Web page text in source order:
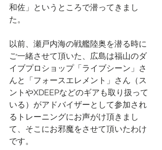
和佐」というところで潜ってきまし
た。
以前、瀬戸内海の戦艦陸奥を潜る時に
ご一緒させて頂いた、広島は福山のダ
イブプロショップ「ライブシーン」さ
んと「フォースエレメント」さん（ス
ントやXDEEPなどのギアも取り扱って
いる）がアドバイザーとして参加され
るトレーニングにお声がけ頂きまし
て、そこにお邪魔をさせて頂いたわけ
です。